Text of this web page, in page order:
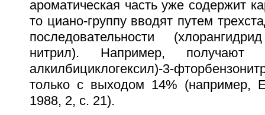
ароматическая часть уже содержит
то циано-группу вводят путем
последовательности
нитрил). Например, получают
алкилбициклогексил)-3-
только с выходом 14% (например,
1988, 2, с. 21).